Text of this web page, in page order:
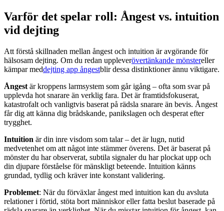
Varför det spelar roll: Ångest vs. intuition
vid dejting
Att förstå skillnaden mellan ångest och intuition är avgörande för
hälsosam dejting. Om du redan uppleverövertänkande mönstereller
kämpar meddejting app ångestblir dessa distinktioner ännu viktigare.
Ångest är kroppens larmsystem som går igång – ofta som svar på
upplevda hot snarare än verklig fara. Det är framtidsfokuserat,
katastrofalt och vanligtvis baserat på rädsla snarare än bevis. Ångest
får dig att känna dig brådskande, panikslagen och desperat efter
trygghet.
Intuition är din inre visdom som talar – det är lugn, nutid
medvetenhet om att något inte stämmer överens. Det är baserat på
mönster du har observerat, subtila signaler du har plockat upp och
din djupare förståelse för mänskligt beteende. Intuition känns
grundad, tydlig och kräver inte konstant validering.
Problemet: När du förväxlar ångest med intuition kan du avsluta
relationer i förtid, stöta bort människor eller fatta beslut baserade på